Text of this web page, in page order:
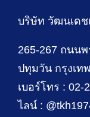
บริษัท วัฒนเดช
265-267 ถนนพ
ปทุมวัน กรุงเท
เบอร์โทร : 02-
ไลน์ :